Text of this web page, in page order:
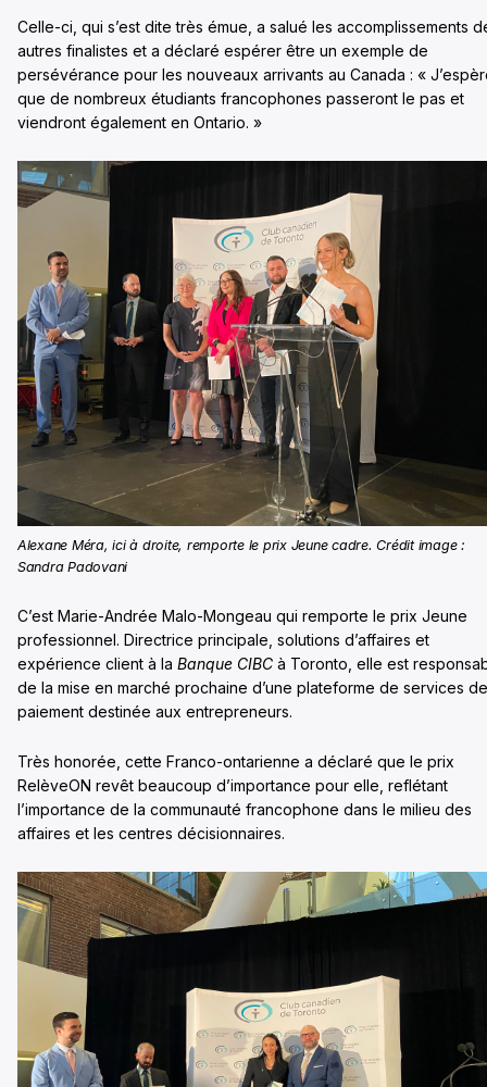
Celle-ci, qui s’est dite très émue, a salué les accomplissements
autres finalistes et a déclaré espérer être un exemple de
persévérance pour les nouveaux arrivants au Canada : «
que de nombreux étudiants francophones passeront le pas et
viendront également en Ontario. »
Alexane Méra, ici à droite, remporte le prix Jeune cadre. Crédit image :
Sandra Padovani
C’est Marie-Andrée Malo-Mongeau qui remporte le prix Jeune
professionnel. Directrice principale, solutions d’affaires et
expérience client à la Banque CIBC à Toronto, elle est
de la mise en marché prochaine d’une plateforme de services de
paiement destinée aux entrepreneurs.
Très honorée, cette Franco-ontarienne a déclaré que le prix
RelèveON revêt beaucoup d’importance pour elle, reflétant
l’importance de la communauté francophone dans le milieu des
affaires et les centres décisionnaires.